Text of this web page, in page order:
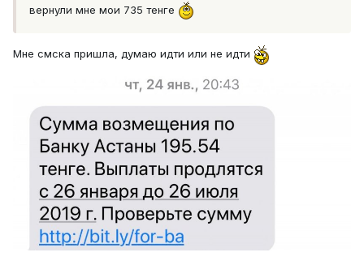
вернули мне мои 735 тенге
Мне смска пришла, думаю идти или не идти